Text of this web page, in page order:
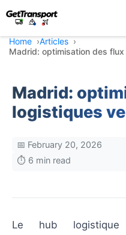
Home
Articles
Madrid: optimisation des
Madrid:
logistiques
📅 February 20, 2026
⏱️ 6 min read
Le hub